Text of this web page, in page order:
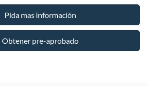
Pida mas información
Obtener pre-aprobado